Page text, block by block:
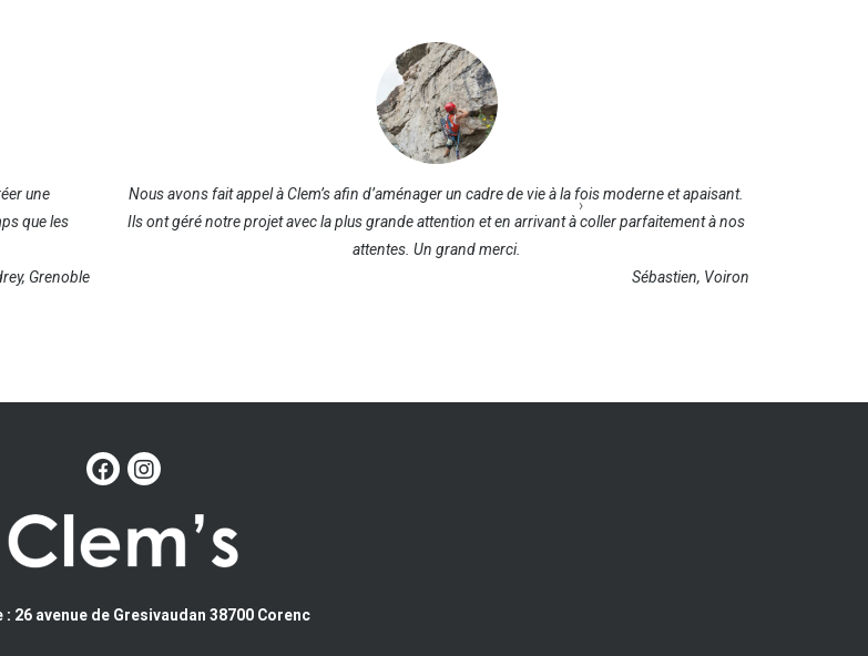
une
que les
Grenoble
Nous avons fait appel à Clem’s afin d’aménager un cadre de vie à la fois moderne et apaisant.
Ils ont géré notre projet avec la plus grande attention et en arrivant à coller parfaitement à nos
attentes. Un grand merci.
Sébastien, Voiron
›
26 avenue de Gresivaudan 38700 Corenc